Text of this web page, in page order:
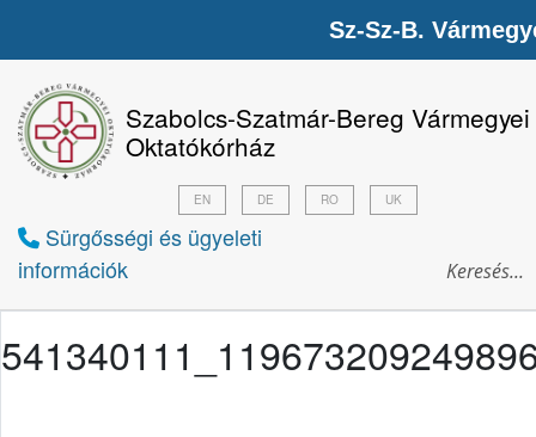
Szabolcs-Szatmár-Bereg Vármegyei
Oktatókórház
Sürgősségi és ügyeleti
információk
EN DE RO UK
Sz-Sz-B.